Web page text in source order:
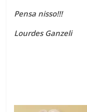
Pensa nisso!!!
Lourdes Ganzeli